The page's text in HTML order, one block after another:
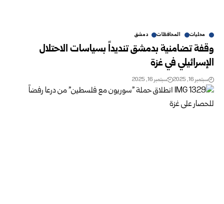
محليات المحافظات دمشق
وقفة تضامنية بدمشق تنديداً بسياسات الاحتلال
الإسرائيلي في غزة
سبتمبر 16, 2025 سبتمبر 16, 2025